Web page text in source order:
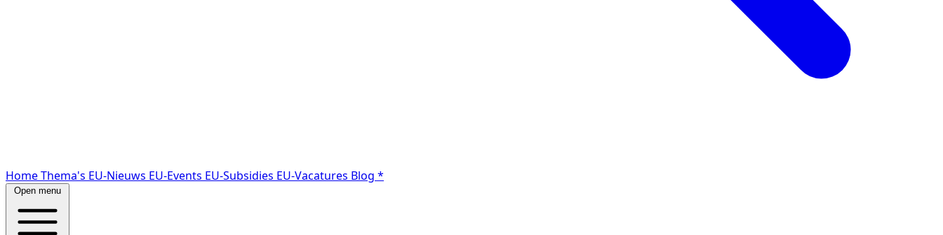
HomeThema's EU-Nieuws EU-Events EU-Subsidies EU-Vacatures Blog *
Open menu